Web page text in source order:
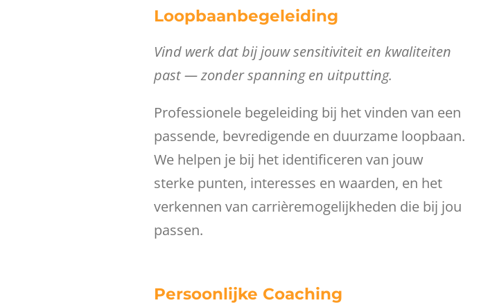
Loopbaanbegeleiding
Vind werk dat bij jouw sensitiviteit en kwaliteiten
past — zonder spanning en uitputting.
Professionele begeleiding bij het vinden van een
passende, bevredigende en duurzame loopbaan.
We helpen je bij het identificeren van jouw
sterke punten, interesses en waarden, en het
verkennen van carrièremogelijkheden die bij jou
passen.
Persoonlijke Coaching